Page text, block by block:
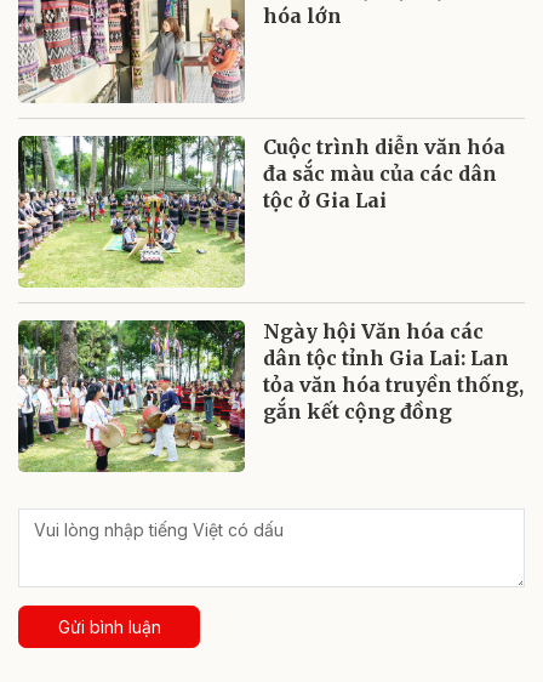
hóa lớn
Cuộc trình diễn văn hóa
đa sắc màu của các dân
tộc ở Gia Lai
Ngày hội Văn hóa các
dân tộc tỉnh Gia Lai: Lan
tỏa văn hóa truyền thống,
gắn kết cộng đồng
Gửi bình luận